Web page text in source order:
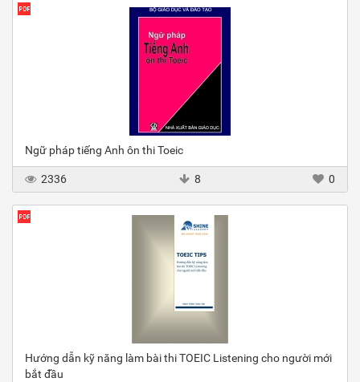
Ngữ pháp tiếng Anh ôn thi Toeic
2336 8 0
Hướng dẫn kỹ năng làm bài thi TOEIC Listening cho người mới
bắt đầu